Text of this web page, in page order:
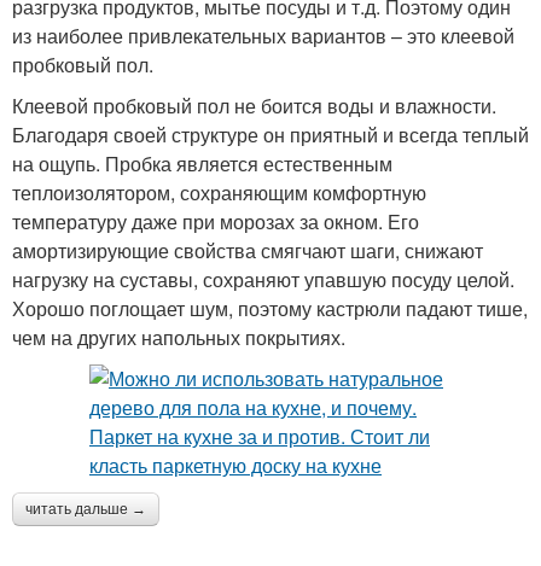
разгрузка продуктов, мытье посуды и т.д. Поэтому один
из наиболее привлекательных вариантов – это клеевой
пробковый пол.
Клеевой пробковый пол не боится воды и влажности.
Благодаря своей структуре он приятный и всегда теплый
на ощупь. Пробка является естественным
теплоизолятором, сохраняющим комфортную
температуру даже при морозах за окном. Его
амортизирующие свойства смягчают шаги, снижают
нагрузку на суставы, сохраняют упавшую посуду целой.
Хорошо поглощает шум, поэтому кастрюли падают тише,
чем на других напольных покрытиях.
читать дальше →